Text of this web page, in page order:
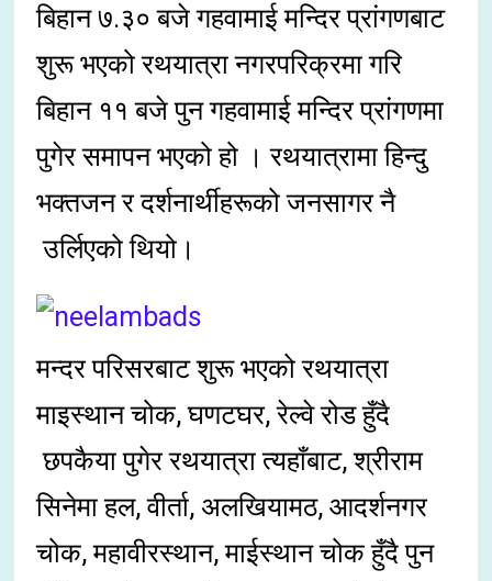
बिहान ७.३० बजे गहवामाई मन्दिर प्रांगणबाट
शुरू भएको रथयात्रा नगरपरिक्रमा गरि
बिहान ११ बजे पुन गहवामाई मन्दिर प्रांगणमा
पुगेर समापन भएको हो । रथयात्रामा हिन्दु
भक्तजन र दर्शनार्थीहरूको जनसागर नै
उर्लिएको थियो।
मन्दर परिसरबाट शुरू भएको रथयात्रा
माइस्थान चोक, घणटघर, रेल्वे रोड हुँदै
छपकैया पुगेर रथयात्रा त्यहाँबाट, श्रीराम
सिनेमा हल, वीर्ता, अलखियामठ, आदर्शनगर
चोक, महावीरस्थान, माईस्थान चोक हुँदै पुन